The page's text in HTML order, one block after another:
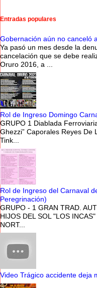
Entradas populares
Gobernación aún no canceló
Ya pasó un mes desde la
cancelación que se debe
Oruro 2016, a ...
Rol de Ingreso Domingo
GRUPO 1 Diablada
Ghezzi” Caporales
Tink...
Rol de Ingreso del Carnaval
Peregrinación)
GRUPO - 1 GRAN TRAD.
HIJOS DEL SOL "LOS
NORT...
Video Trágico accidente deja